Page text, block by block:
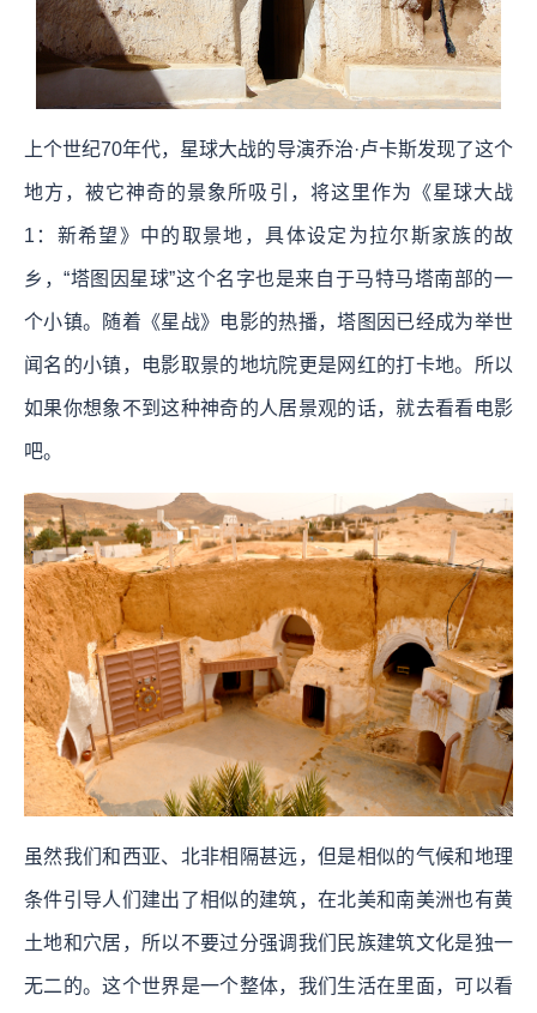
上个世纪70年代，星球大战的导演乔治·卢卡斯发现了这个
地方，被它神奇的景象所吸引，将这里作为《星球大战
1：新希望》中的取景地，具体设定为拉尔斯家族的故
乡，“塔图因星球”这个名字也是来自于马特马塔南部的一
个小镇。随着《星战》电影的热播，塔图因已经成为举世
闻名的小镇，电影取景的地坑院更是网红的打卡地。所以
如果你想象不到这种神奇的人居景观的话，就去看看电影
吧。
虽然我们和西亚、北非相隔甚远，但是相似的气候和地理
条件引导人们建出了相似的建筑，在北美和南美洲也有黄
土地和穴居，所以不要过分强调我们民族建筑文化是独一
无二的。这个世界是一个整体，我们生活在里面，可以看